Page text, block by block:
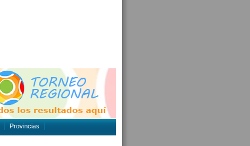
Provincias